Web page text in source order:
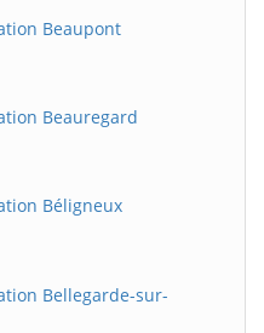
Beaupont
Beauregard
Béligneux
Bellegarde-sur-